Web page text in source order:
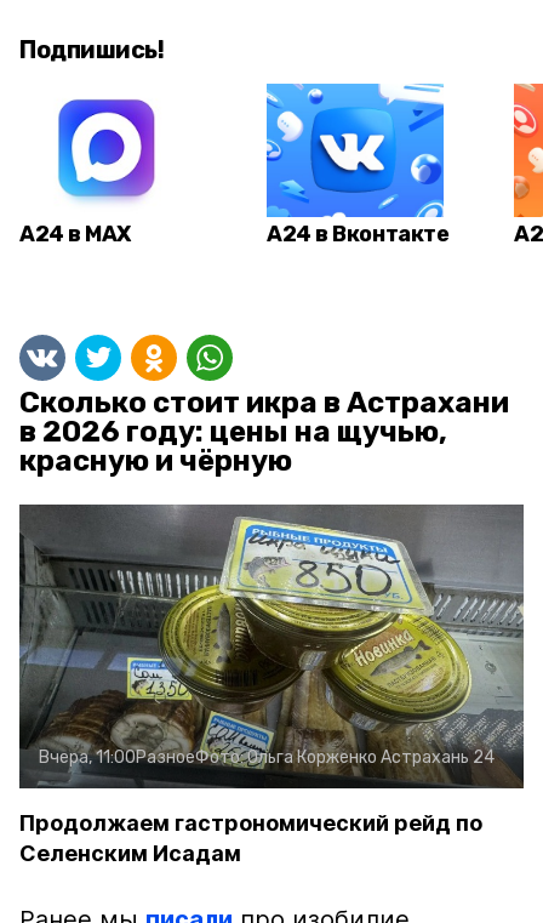
Подпишись!
А24 в MAX А24 в Вконтакте
Сколько стоит икра в Астрахани
в 2026 году: цены на щучью,
красную и чёрную
Вчера, 11:00РазноеФото:Ольга Корженко Астрахань 24
Продолжаем гастрономический рейд по
Селенским Исадам